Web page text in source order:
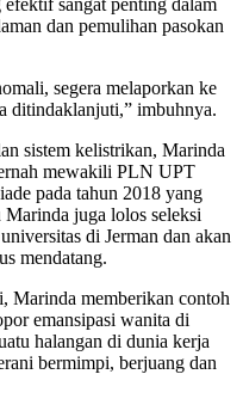
sangat penting dalam
dan pemulihan pasokan
segera melaporkan ke
ditindaklanjuti,” imbuhnya.
sistem kelistrikan, Marinda
mewakili PLN UPT
pada tahun 2018 yang
juga lolos seleksi
di Jerman dan akan
mendatang.
Marinda memberikan contoh
emansipasi wanita di
halangan di dunia kerja
bermimpi, berjuang dan